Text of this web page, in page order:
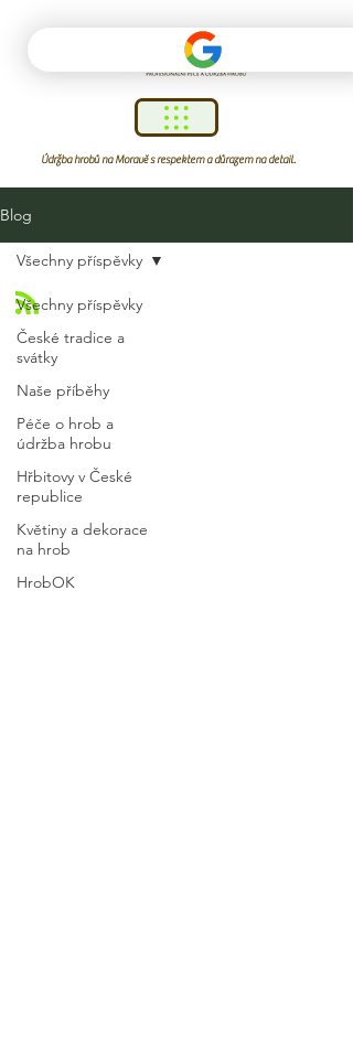
Údržba hrobů na Moravě s respektem a důrazem na detail.
Blog
Všechny příspěvky
České tradice a
svátky
Naše příběhy
Péče o hrob a
údržba hrobu
Hřbitovy v České
republice
Květiny a dekorace
na hrob
HrobOK
Všechny příspěvky